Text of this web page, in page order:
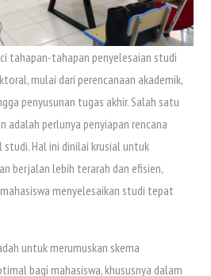
tahapan-tahapan penyelesaian studi
mulai dari perencanaan akademik,
penyusunan tugas akhir. Salah satu
adalah perlunya penyiapan rencana
Hal ini dinilai krusial untuk
berjalan lebih terarah dan efisien,
menyelesaikan studi tepat
untuk merumuskan skema
bagi mahasiswa, khususnya dalam